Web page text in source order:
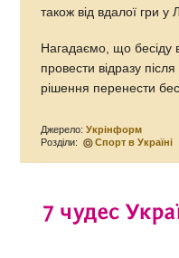
також від вдалої гри у
Нагадаємо, що бесіду
провести відразу
рішення перенести
Джерело:Укрінформ
Розділи:
Спорт в Україні